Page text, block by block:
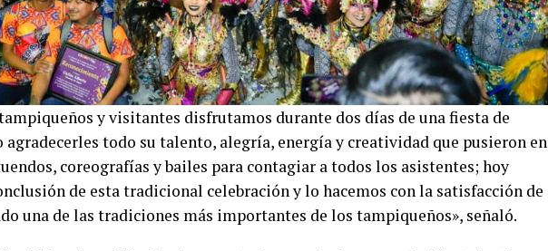
y visitantes disfrutamos durante dos días de una fiesta de
agradecerles todo su talento, alegría, energía y creatividad que pusieron en
coreografías y bailes para contagiar a todos los asistentes; hoy
de esta tradicional celebración y lo hacemos con la satisfacción de
una de las tradiciones más importantes de los tampiqueños», señaló.